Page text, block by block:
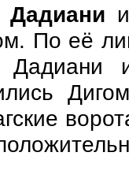
Дадиани
По её